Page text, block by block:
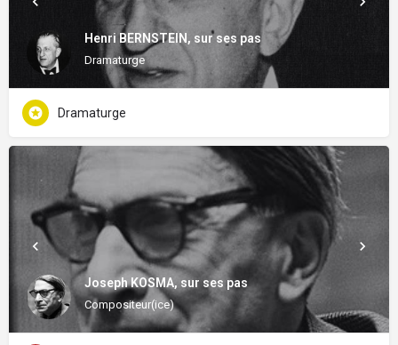
Henri BERNSTEIN, sur ses pas
Dramaturge
Dramaturge
Joseph KOSMA, sur ses pas
Compositeur(ice)